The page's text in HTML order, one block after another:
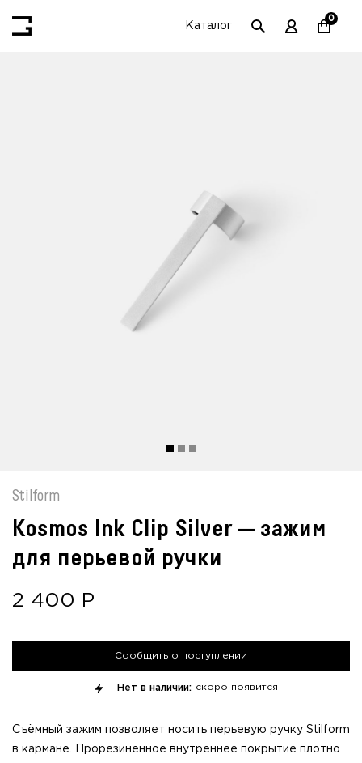
Каталог
0
Stilform
Kosmos Ink Clip Silver — зажим
для перьевой ручки
2 400 Р
Сообщить о поступлении
Нет в наличии: скоро появится
Съёмный зажим позволяет носить перьевую ручку Stilform
в кармане. Прорезиненное внутреннее покрытие плотно